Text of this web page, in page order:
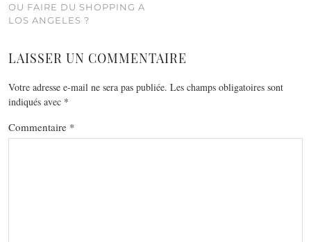
OU FAIRE DU SHOPPING A
LOS ANGELES ?
LAISSER UN COMMENTAIRE
Votre adresse e-mail ne sera pas publiée. Les champs obligatoires sont
indiqués avec *
Commentaire *